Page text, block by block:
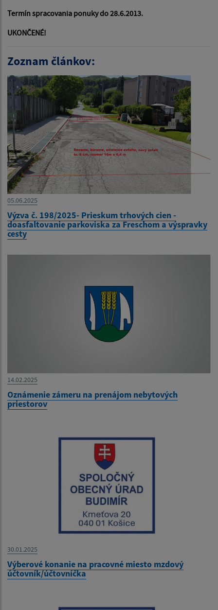
Termín spracovania ponuky do 28.6.2013.
UKONČENÉ!
Zoznam článkov:
05.06.2025
Výzva č. 198/2025- Prieskum trhových cien -
doasfaltovanie parkoviska za Freschom a výspravky
cesty
14.02.2025
Oznámenie zámeru na prenájom nebytových
priestorov
30.01.2025
Výberové konanie na pracovné miesto mzdový
účtovník/účtovníčka